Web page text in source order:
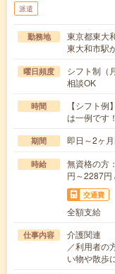
派遣
勤務地
東京都東大
東大和市駅
曜日頻度
シフト制（
相談OK
時間
【シフト
は一例です
期間 即日～2ヶ
時給
無資格の方
円～2287円
交通費
全額支給
仕事内容
介護関連
／利用者
い物や散歩